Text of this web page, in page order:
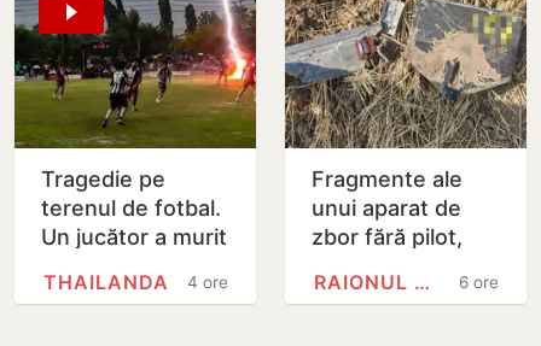
Tragedie pe
terenul de fotbal.
Un jucător a murit
chiar în timpul
4 ore
THAILANDA
Fragmente ale
unui aparat de
zbor fără pilot,
6 ore
RAIONUL CAHUL